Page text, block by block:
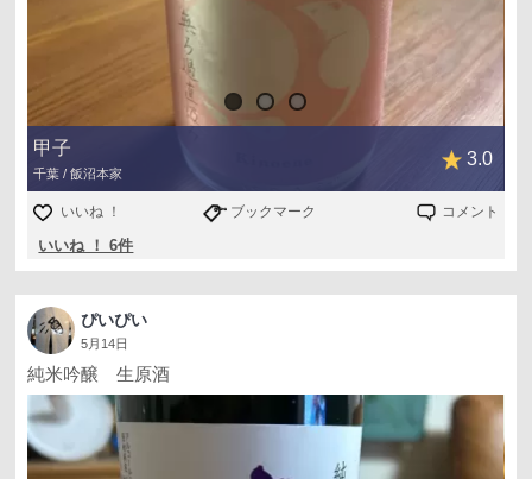
甲子
千葉 / 飯沼本家
3.0
いいね ！ ブックマーク コメント
いいね ！ 6件
ぴいぴい
5月14日
純米吟醸 生原酒